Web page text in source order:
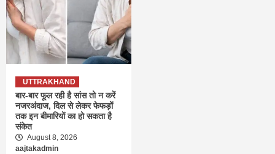
UTTRAKHAND
बार-बार फूल रही है सांस तो न करें
नजरअंदाज, दिल से लेकर फेफड़ों
तक इन बीमारियों का हो सकता है
संकेत
August 8, 2026
aajtakadmin